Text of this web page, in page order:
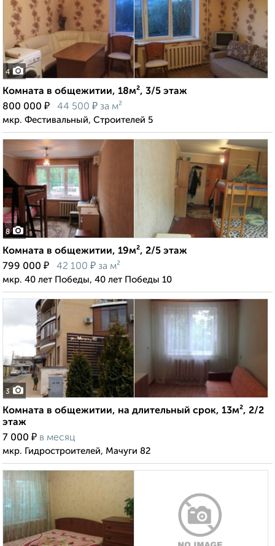
4
Комната в общежитии, 18м², 3/5 этаж
800 000 ₽ 44 500 ₽ за м²
мкр. Фестивальный, Строителей 5
8
Комната в общежитии, 19м², 2/5 этаж
799 000 ₽ 42 100 ₽ за м²
мкр. 40 лет Победы, 40 лет Победы 10
3
Комната в общежитии, на длительный срок, 13м², 2/2
этаж
7 000 ₽ в месяц
мкр. Гидростроителей, Мачуги 82